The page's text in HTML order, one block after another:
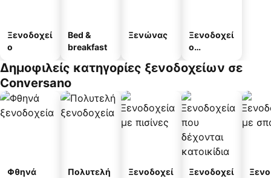
Ξενοδοχεί
ο
Bed &
breakfast
Ξενώνας
Ξενοδοχεί
ο
άτων
Δημοφιλείς κατηγορίες ξενοδοχείων σε
Conversano
Φθηνά
Πολυτελή
Ξενοδοχεί
Ξενοδοχεί